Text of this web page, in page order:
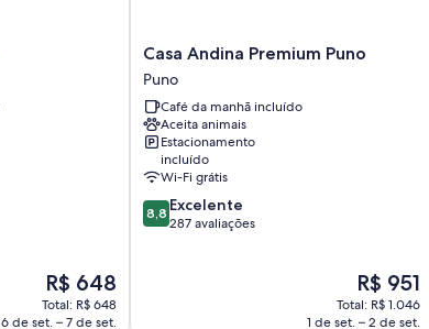
O
preço
é
R$ 648
Total: R$ 648
6 de set. – 7 de set.
Casa
Andina
Premium
Puno
Puno
Casa Andina Premium Puno
Puno
Café da manhã incluído
Aceita animais
Estacionamento
incluído
Wi-Fi grátis
8.8
de
8,8 Excelente
287 avaliações
O
preço
é
R$ 951
Total: R$ 1.046
1 de set. – 2 de set.